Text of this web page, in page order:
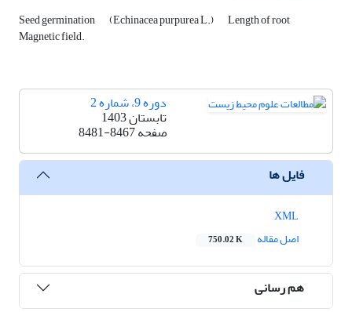
Seed germination (Echinacea purpurea L.) Length of root
Magnetic field. ‎
دوره 9، شماره 2
تابستان 1403
صفحه8481-8467
فایل ها
اصل مقاله
750.02 K
هم رسانی